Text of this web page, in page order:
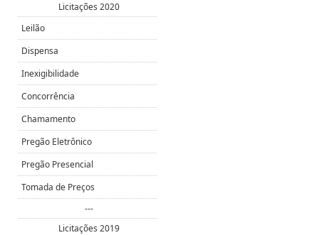
Licitações 2020
Leilão
Dispensa
Inexigibilidade
Concorrência
Chamamento
Pregão Eletrônico
Pregão Presencial
Tomada de Preços
---
Licitações 2019